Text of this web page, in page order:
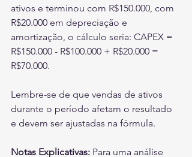
ativos e terminou com R$150.000, com
R$20.000 em depreciação e
amortização, o cálculo seria: CAPEX =
R$150.000 - R$100.000 + R$20.000 =
R$70.000.
Lembre-se de que vendas de ativos
durante o período afetam o resultado
e devem ser ajustadas na fórmula.
Notas Explicativas: Para uma análise